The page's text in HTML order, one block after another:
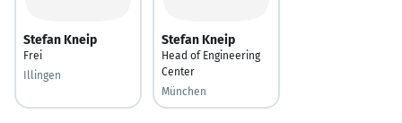
Stefan Kneip
Frei
Illingen
Stefan Kneip
Head of Engineering
Center
München